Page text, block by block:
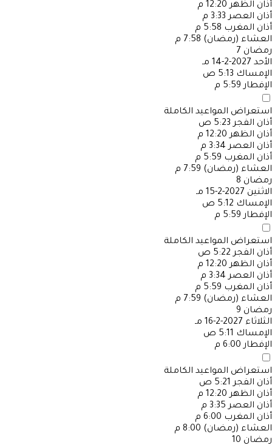
أذان الظهر 12:20 م
أذان العصر 3:33 م
أذان المغرب 5:58 م
العشاء (رمضان) 7:58 م
رمضان 7
الأحد 2027-2-14 مـ
الإمساك 5:13 ص
الإفطار 5:59 م
استعراض المواعيد الكاملة
أذان الفجر 5:23 ص
أذان الظهر 12:20 م
أذان العصر 3:34 م
أذان المغرب 5:59 م
العشاء (رمضان) 7:59 م
رمضان 8
الاثنين 2027-2-15 مـ
الإمساك 5:12 ص
الإفطار 5:59 م
استعراض المواعيد الكاملة
أذان الفجر 5:22 ص
أذان الظهر 12:20 م
أذان العصر 3:34 م
أذان المغرب 5:59 م
العشاء (رمضان) 7:59 م
رمضان 9
الثلاثاء 2027-2-16 مـ
الإمساك 5:11 ص
الإفطار 6:00 م
استعراض المواعيد الكاملة
أذان الفجر 5:21 ص
أذان الظهر 12:20 م
أذان العصر 3:35 م
أذان المغرب 6:00 م
العشاء (رمضان) 8:00 م
رمضان 10